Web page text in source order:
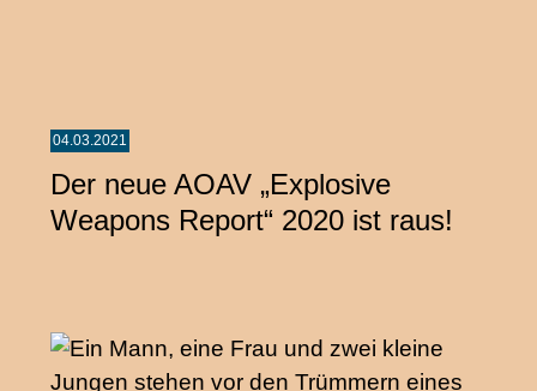
04.03.2021
Der neue AOAV „Explosive
Weapons Report“ 2020 ist raus!